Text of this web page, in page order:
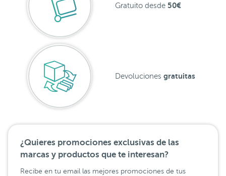
Gratuito desde 50€
Devoluciones gratuitas
¿Quieres promociones exclusivas de las
marcas y productos que te interesan?
Recibe en tu email las mejores promociones de tus